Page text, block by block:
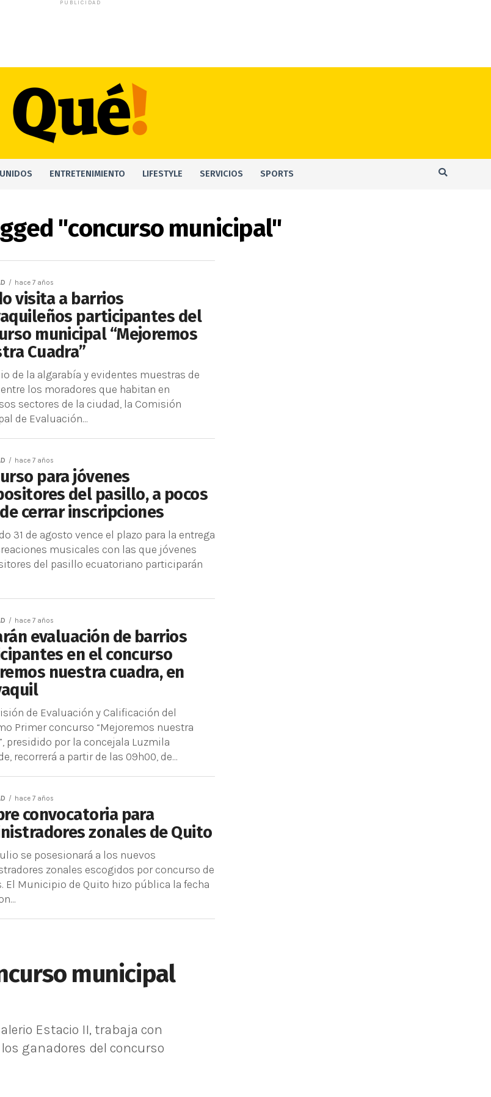
PUBLICIDAD
ENTRETENIMIENTO LIFESTYLE SERVICIOS SPORTS
"concurso municipal"
hace 7 años
visita a barrios
participantes del
municipal “Mejoremos
Cuadra”
de la algarabía y evidentes muestras de
los moradores que habitan en
sectores de la ciudad, la Comisión
de Evaluación...
hace 7 años
para jóvenes
del pasillo, a pocos
cerrar inscripciones
31 de agosto vence el plazo para la entrega
musicales con las que jóvenes
del pasillo ecuatoriano participarán
hace 7 años
evaluación de barrios
en el concurso
nuestra cuadra, en
de Evaluación y Calificación del
Primer concurso “Mejoremos nuestra
presidido por la concejala Luzmila
recorrerá a partir de las 09h00, de...
hace 7 años
convocatoria para
zonales de Quito
se posesionará a los nuevos
zonales escogidos por concurso de
El Municipio de Quito hizo pública la fecha
municipal
Estacio II, trabaja con
ganadores del concurso